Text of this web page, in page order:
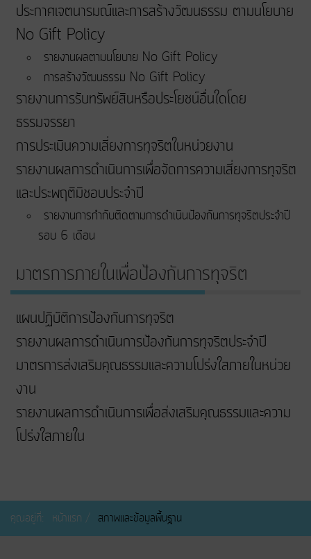
ประกาศเจตนารมณ์และการสร้างวัฒนธรรม ตามนโยบาย
No Gift Policy
รายงานผลตามนโยบาย No Gift Policy
การสร้างวัฒนธรรม No Gift Policy
รายงานการรับทรัพย์สินหรือประโยชน์อื่นใดโดย
ธรรมจรรยา
การประเมินความเสี่ยงการทุจริตในหน่วยงาน
รายงานผลการดำเนินการเพื่อจัดการความเสี่ยงการทุจริต
และประพฤติมิชอบประจำปี
รายงานการกำกับติดตามการดำเนินป้องกันการทุจริตประจำปี
รอบ 6 เดือน
มาตรการภายในเพื่อป้องกันการทุจริต
แผนปฏิบัติการป้องกันการทุจริต
รายงานผลการดำเนินการป้องกันการทุจริตประจำปี
มาตรการส่งเสริมคุณธรรมและความโปร่งใสภายในหน่วย
งาน
รายงานผลการดำเนินการเพื่อส่งเสริมคุณธรรมและความ
โปร่งใสภายใน
คุณอยู่ที่: หน้าแรก สภาพและข้อมูลพื้นฐาน